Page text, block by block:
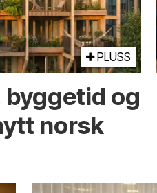
PLUSS
og
norsk